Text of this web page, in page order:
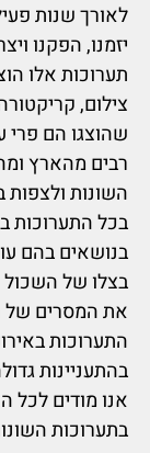
לאורך שנות
יזמנו, הפקנו
תערוכות אלו
צילום,
שהוצגו הם פרי
רבים מהארץ
השונות ולצפות
בכל התערוכות
בנושאים בהם
בצלו של
את המסרים של
התערוכות
בהתעניינות
אנו מודים
בתערוכות